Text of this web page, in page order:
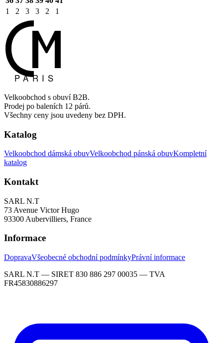
1
2 3 3 2 1
Velkoobchod s obuví B2B.
Prodej po baleních 12 párů.
Všechny ceny jsou uvedeny bez DPH.
Katalog
Velkoobchod dámská obuvVelkoobchod pánská obuvKompletní
katalog
Kontakt
SARL N.T
73 Avenue Victor Hugo
93300 Aubervilliers, France
Informace
DopravaVšeobecné obchodní podmínkyPrávní informace
SARL N.T — SIRET 830 886 297 00035 — TVA
FR45830886297